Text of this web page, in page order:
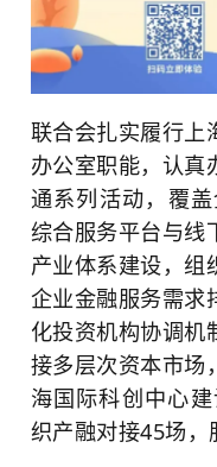
联合会扎实履行上
办公室职能，认真
通系列活动，覆
综合服务平台与线
产业体系建设，组
企业金融服务需求
化投资机构协调机
接多层次资本市场
海国际科创中心
织产融对接45场，